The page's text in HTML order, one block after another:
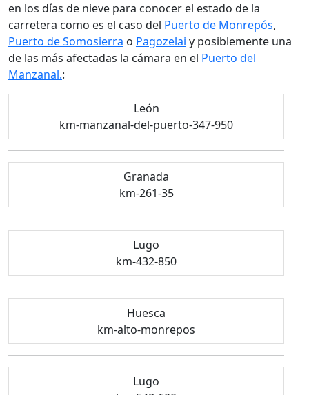
en los días de nieve para conocer el estado de la
carretera como es el caso del Puerto de Monrepós,
Puerto de Somosierra o Pagozelai y posiblemente una
de las más afectadas la cámara en el Puerto del
Manzanal.:
León
km-manzanal-del-puerto-347-950
Granada
km-261-35
Lugo
km-432-850
Huesca
km-alto-monrepos
Lugo